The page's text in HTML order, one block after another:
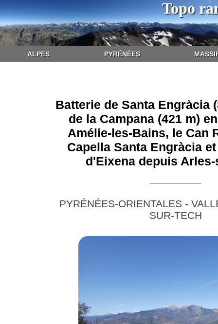
Topo
ALPES PYRÉNÉES
Batterie de Santa Engràcia
de la Campana (421 m)
Amélie-les-Bains, le Can
Capella Santa Engràcia
d'Eixena depuis Arles-
PYRÉNÉES-ORIENTALES -
SUR-TECH